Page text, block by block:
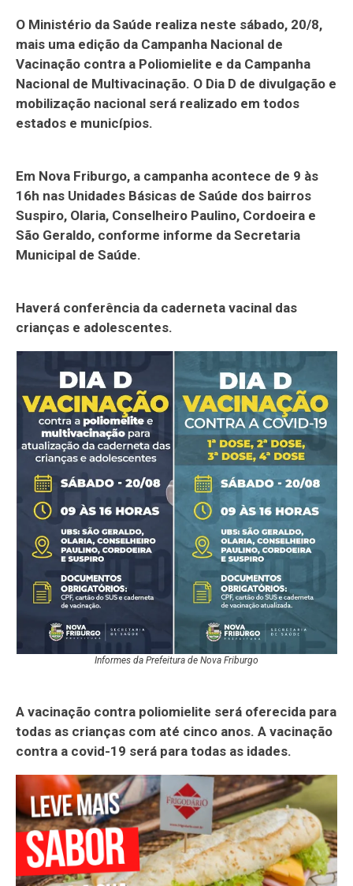
O Ministério da Saúde realiza neste sábado, 20/8,
mais uma edição da Campanha Nacional de
Vacinação contra a Poliomielite e da Campanha
Nacional de Multivacinação. O Dia D de divulgação e
mobilização nacional será realizado em todos
estados e municípios.
Em Nova Friburgo, a campanha acontece de 9 às
16h nas Unidades Básicas de Saúde dos bairros
Suspiro, Olaria, Conselheiro Paulino, Cordoeira e
São Geraldo, conforme informe da Secretaria
Municipal de Saúde.
Haverá conferência da caderneta vacinal das
crianças e adolescentes.
Informes da Prefeitura de Nova Friburgo
A vacinação contra poliomielite será oferecida para
todas as crianças com até cinco anos. A vacinação
contra a covid-19 será para todas as idades.